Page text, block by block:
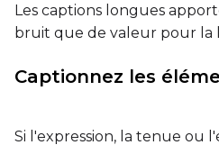
Les captions longues
bruit que de valeur pour la
Captionnez les
Si l'expression, la tenue ou